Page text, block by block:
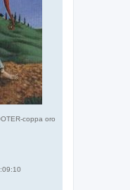
coppa oro